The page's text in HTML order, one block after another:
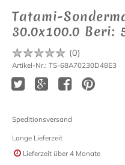
Tatami-
30.0x100.0 Beri:
(0)
Artikel-Nr.: TS-68A70230D48E3
Speditionsversand
Lange Lieferzeit
Lieferzeit über 4 Monate